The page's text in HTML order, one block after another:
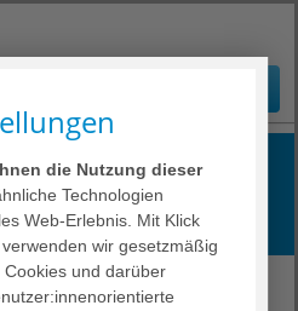
die Nutzung dieser
Technologien
Web-Erlebnis. Mit Klick
wir gesetzmäßig
und darüber